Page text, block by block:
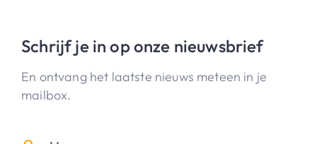
Schrijf je in op onze nieuwsbrief
En ontvang het laatste nieuws meteen in je
mailbox.